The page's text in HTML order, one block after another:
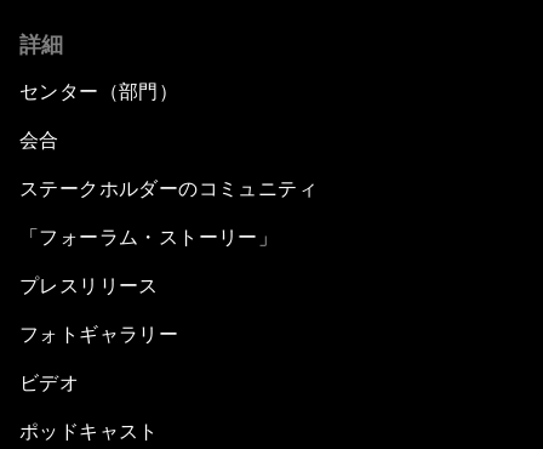
詳細
センター（部門）
会合
ステークホルダーのコミュニティ
「フォーラム・ストーリー」
プレスリリース
フォトギャラリー
ビデオ
ポッドキャスト